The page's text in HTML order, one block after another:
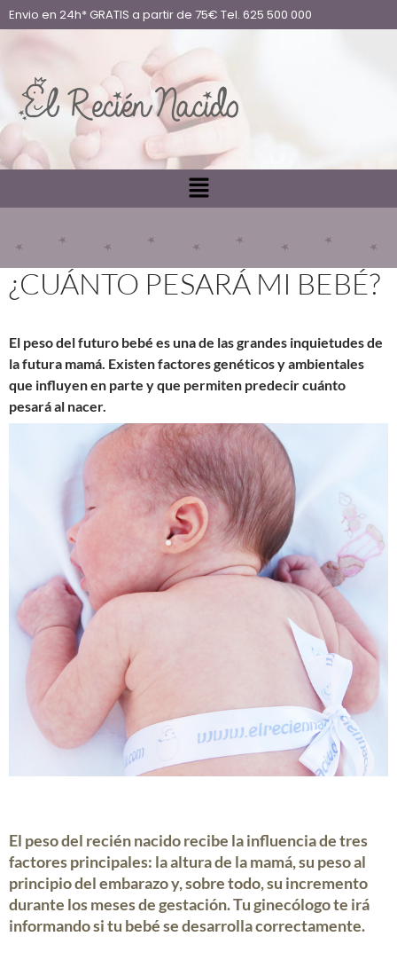
Envio en 24h* GRATIS a partir de 75€ Tel. 625 500 000
¿CUÁNTO PESARÁ MI BEBÉ?
El pesodel futuro bebé es una de las grandes inquietudes de
la futura mamá. Existen factores genéticos y ambientales
que influyen en parte y que permiten predecircuánto
pesaráal nacer.
El peso del recién nacidorecibe la influencia de tres
factores principales: la altura de lamamá, su peso al
principio del embarazo y, sobre todo, su incremento
durante los meses de gestación. Tu ginecólogo te irá
informando si tu bebése desarrolla correctamente.